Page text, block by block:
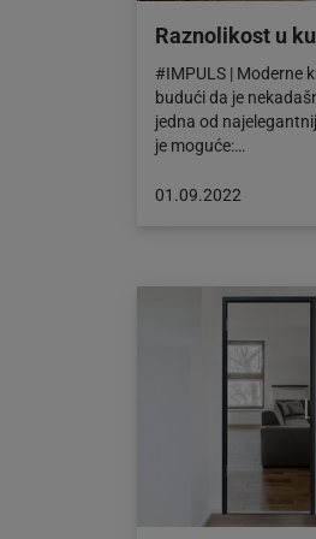
Raznolikost u
#IMPULS | Moderne
budući da je
jedna od
je moguće:…
Objava
01.09.2022